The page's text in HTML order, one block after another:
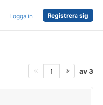
Logga in Registrera sig
1 av 3